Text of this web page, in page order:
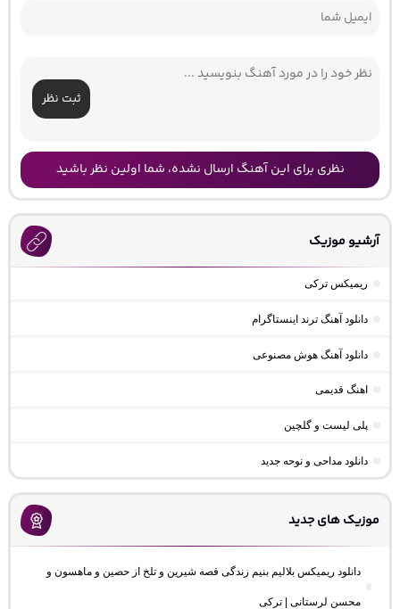
ثبت نظر
نظری برای این آهنگ ارسال نشده، شما اولین نظر باشید
آرشیو موزیک
ریمیکس ترکی
دانلود آهنگ ترند اینستاگرام
دانلود آهنگ هوش مصنوعی
اهنگ قدیمی
پلی لیست و گلچین
دانلود مداحی و نوحه جدید
موزیک های جدید
دانلود ریمیکس بلالیم بنیم زندگی قصه شیرین و تلخ از حصین و ماهسون و
محسن لرستانی | ترکی